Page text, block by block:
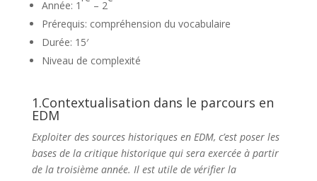
Année: 1 – 2
Prérequis: compréhension du vocabulaire
Durée: 15′
Niveau de complexité
1.Contextualisation dans le parcours en
EDM
Exploiter des sources historiques en EDM, c’est poser les
bases de la critique historique qui sera exercée à partir
de la troisième année. Il est utile de vérifier la